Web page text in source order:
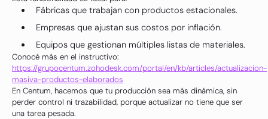
Fábricas que trabajan con productos estacionales.
Empresas que ajustan sus costos por inflación.
Equipos que gestionan múltiples listas de materiales.
Conocé más en el instructivo:
https://grupocentum.zohodesk.com/portal/en/kb/articles/actualizacion-
masiva-productos-elaborados
En Centum, hacemos que tu producción sea más dinámica, sin
perder control ni trazabilidad, porque actualizar no tiene que ser
una tarea pesada.